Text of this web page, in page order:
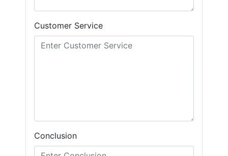
Customer Service
Conclusion